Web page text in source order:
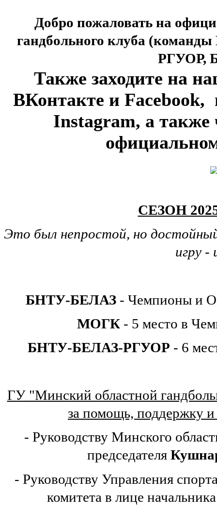
Добро пожаловать на
гандбольного клуба
РГУОР,
Также заходите на
ВКонтакте и
Instagram, а также
СЕЗОН
Это был непростой, но
игру -
БНТУ-БЕЛАЗ - Чемпионы и
МОГК - 5 место в
БНТУ-БЕЛАЗ-РГУОР - 6
ГУ "Минский областной
за помощь, поддержку и
- Руководству Минского
председателя
- Руководству Управления
комитета в лице